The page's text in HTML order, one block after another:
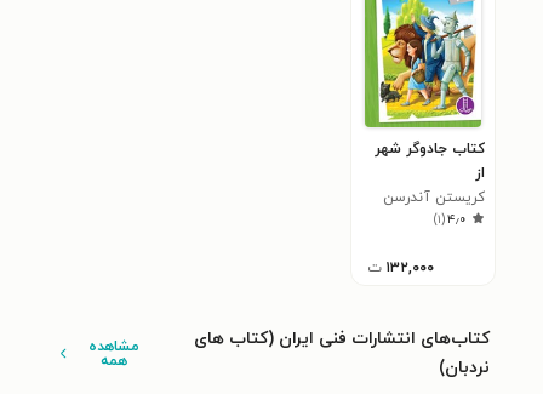
کتاب جادوگر شهر
از
کریستن آندرسن
۴٫۰(۱)
۱۳۲,۰۰۰ ت
کتاب‌های انتشارات فنی ایران (کتاب های
نردبان)
مشاهده
همه